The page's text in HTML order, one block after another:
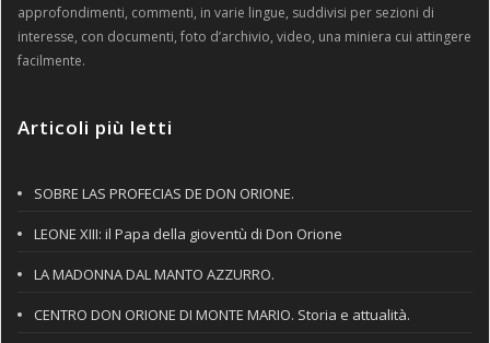
approfondimenti, commenti, in varie lingue, suddivisi per sezioni di
interesse, con documenti, foto d’archivio, video, una miniera cui attingere
facilmente.
Articoli più letti
SOBRE LAS PROFECIAS DE DON ORIONE.
LEONE XIII: il Papa della gioventù di Don Orione
LA MADONNA DAL MANTO AZZURRO.
CENTRO DON ORIONE DI MONTE MARIO. Storia e attualità.